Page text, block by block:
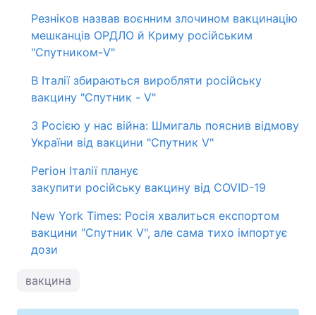
Резніков назвав воєнним злочином вакцинацію
мешканців ОРДЛО й Криму російським
"Спутником-V"
В Італії збираються виробляти російську
вакцину "Спутник - V"
З Росією у нас війна: Шмигаль пояснив відмову
України від вакцини "Спутник V"
Регіон Італії планує
закупити російську вакцину від COVID-19
New York Times: Росія хвалиться експортом
вакцини "Спутник V", але сама тихо імпортує
дози
вакцина